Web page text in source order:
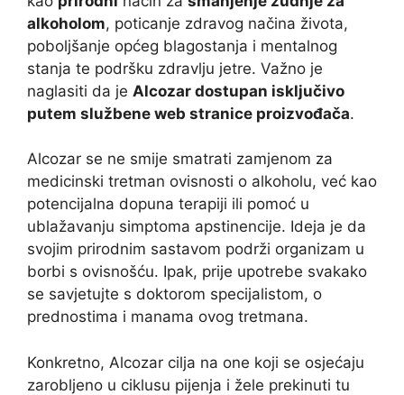
alkoholom, poticanje zdravog načina života,
poboljšanje općeg blagostanja i mentalnog
stanja te podršku zdravlju jetre. Važno je
naglasiti da je Alcozar dostupan isključivo
putem službene web stranice proizvođača.
Alcozar se ne smije smatrati zamjenom za
medicinski tretman ovisnosti o alkoholu, već kao
potencijalna dopuna terapiji ili pomoć u
ublažavanju simptoma apstinencije. Ideja je da
svojim prirodnim sastavom podrži organizam u
borbi s ovisnošću. Ipak, prije upotrebe svakako
se savjetujte s doktorom specijalistom, o
prednostima i manama ovog tretmana.
Konkretno, Alcozar cilja na one koji se osjećaju
zarobljeno u ciklusu pijenja i žele prekinuti tu